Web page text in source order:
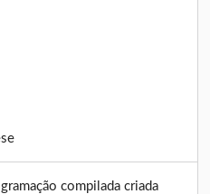
compilada criada